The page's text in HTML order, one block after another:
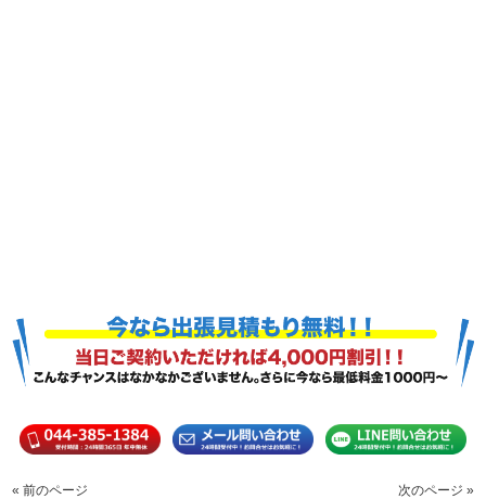
« 前のページ 次のページ »